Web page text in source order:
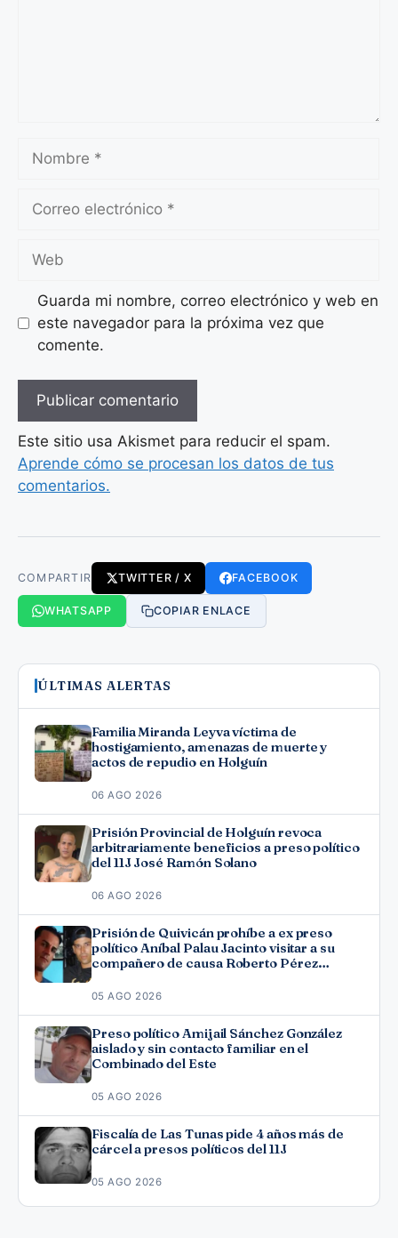
Nombre
Correo
Web
Guarda mi nombre, correo electrónico y web en
este navegador para la próxima vez que
comente.
Este sitio usa Akismet para reducir el spam.
Aprende cómo se procesan los datos de tus
comentarios.
COMPARTIR TWITTER / X FACEBOOK
WHATSAPP COPIAR ENLACE
ÚLTIMAS ALERTAS
Familia Miranda Leyva víctima de
hostigamiento, amenazas de muerte y
actos de repudio en Holguín
06 AGO 2026
Prisión Provincial de Holguín revoca
arbitrariamente beneficios a preso político
del 11J José Ramón Solano
06 AGO 2026
Prisión de Quivicán prohíbe a ex preso
político Aníbal Palau Jacinto visitar a su
compañero de causa Roberto Pérez
05 AGO 2026
Preso político Amijail Sánchez González
aislado y sin contacto familiar en el
Combinado del Este
05 AGO 2026
Fiscalía de Las Tunas pide 4 años más de
cárcel a presos políticos del 11J
05 AGO 2026